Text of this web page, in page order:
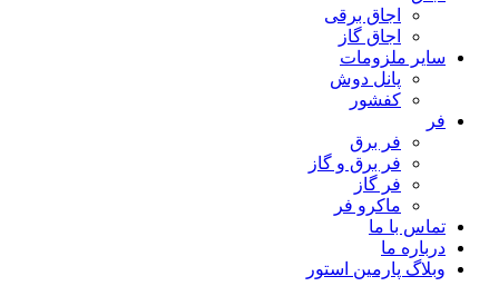
اجاق برقى
اجاق گاز
سایر ملزومات
پانل دوش
کفشور
فر
فر برق
فر برق و گاز
فر گاز
ماكرو فر
تماس با ما
درباره ما
وبلاگ پارمین استور